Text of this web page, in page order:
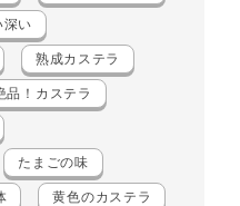
深い
熟成カステラ
品！カステラ
たまごの味
黄色のカステラ